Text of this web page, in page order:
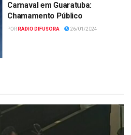
Carnaval em Guaratuba:
Chamamento Público
POR RÁDIO DIFUSORA 26/01/2024